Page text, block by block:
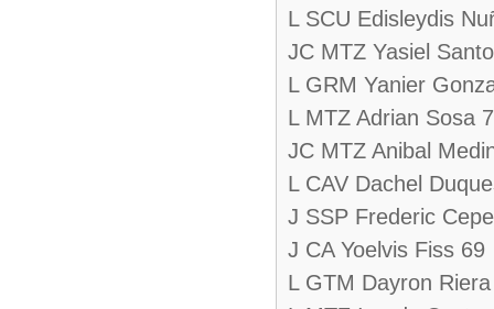
L SCU Edisleydis
JC MTZ Yasiel
L GRM Yanier
L MTZ Adrian Sosa
JC MTZ Anibal
L CAV Dachel
J SSP Frederic
J CA Yoelvis Fiss 69
L GTM Dayron